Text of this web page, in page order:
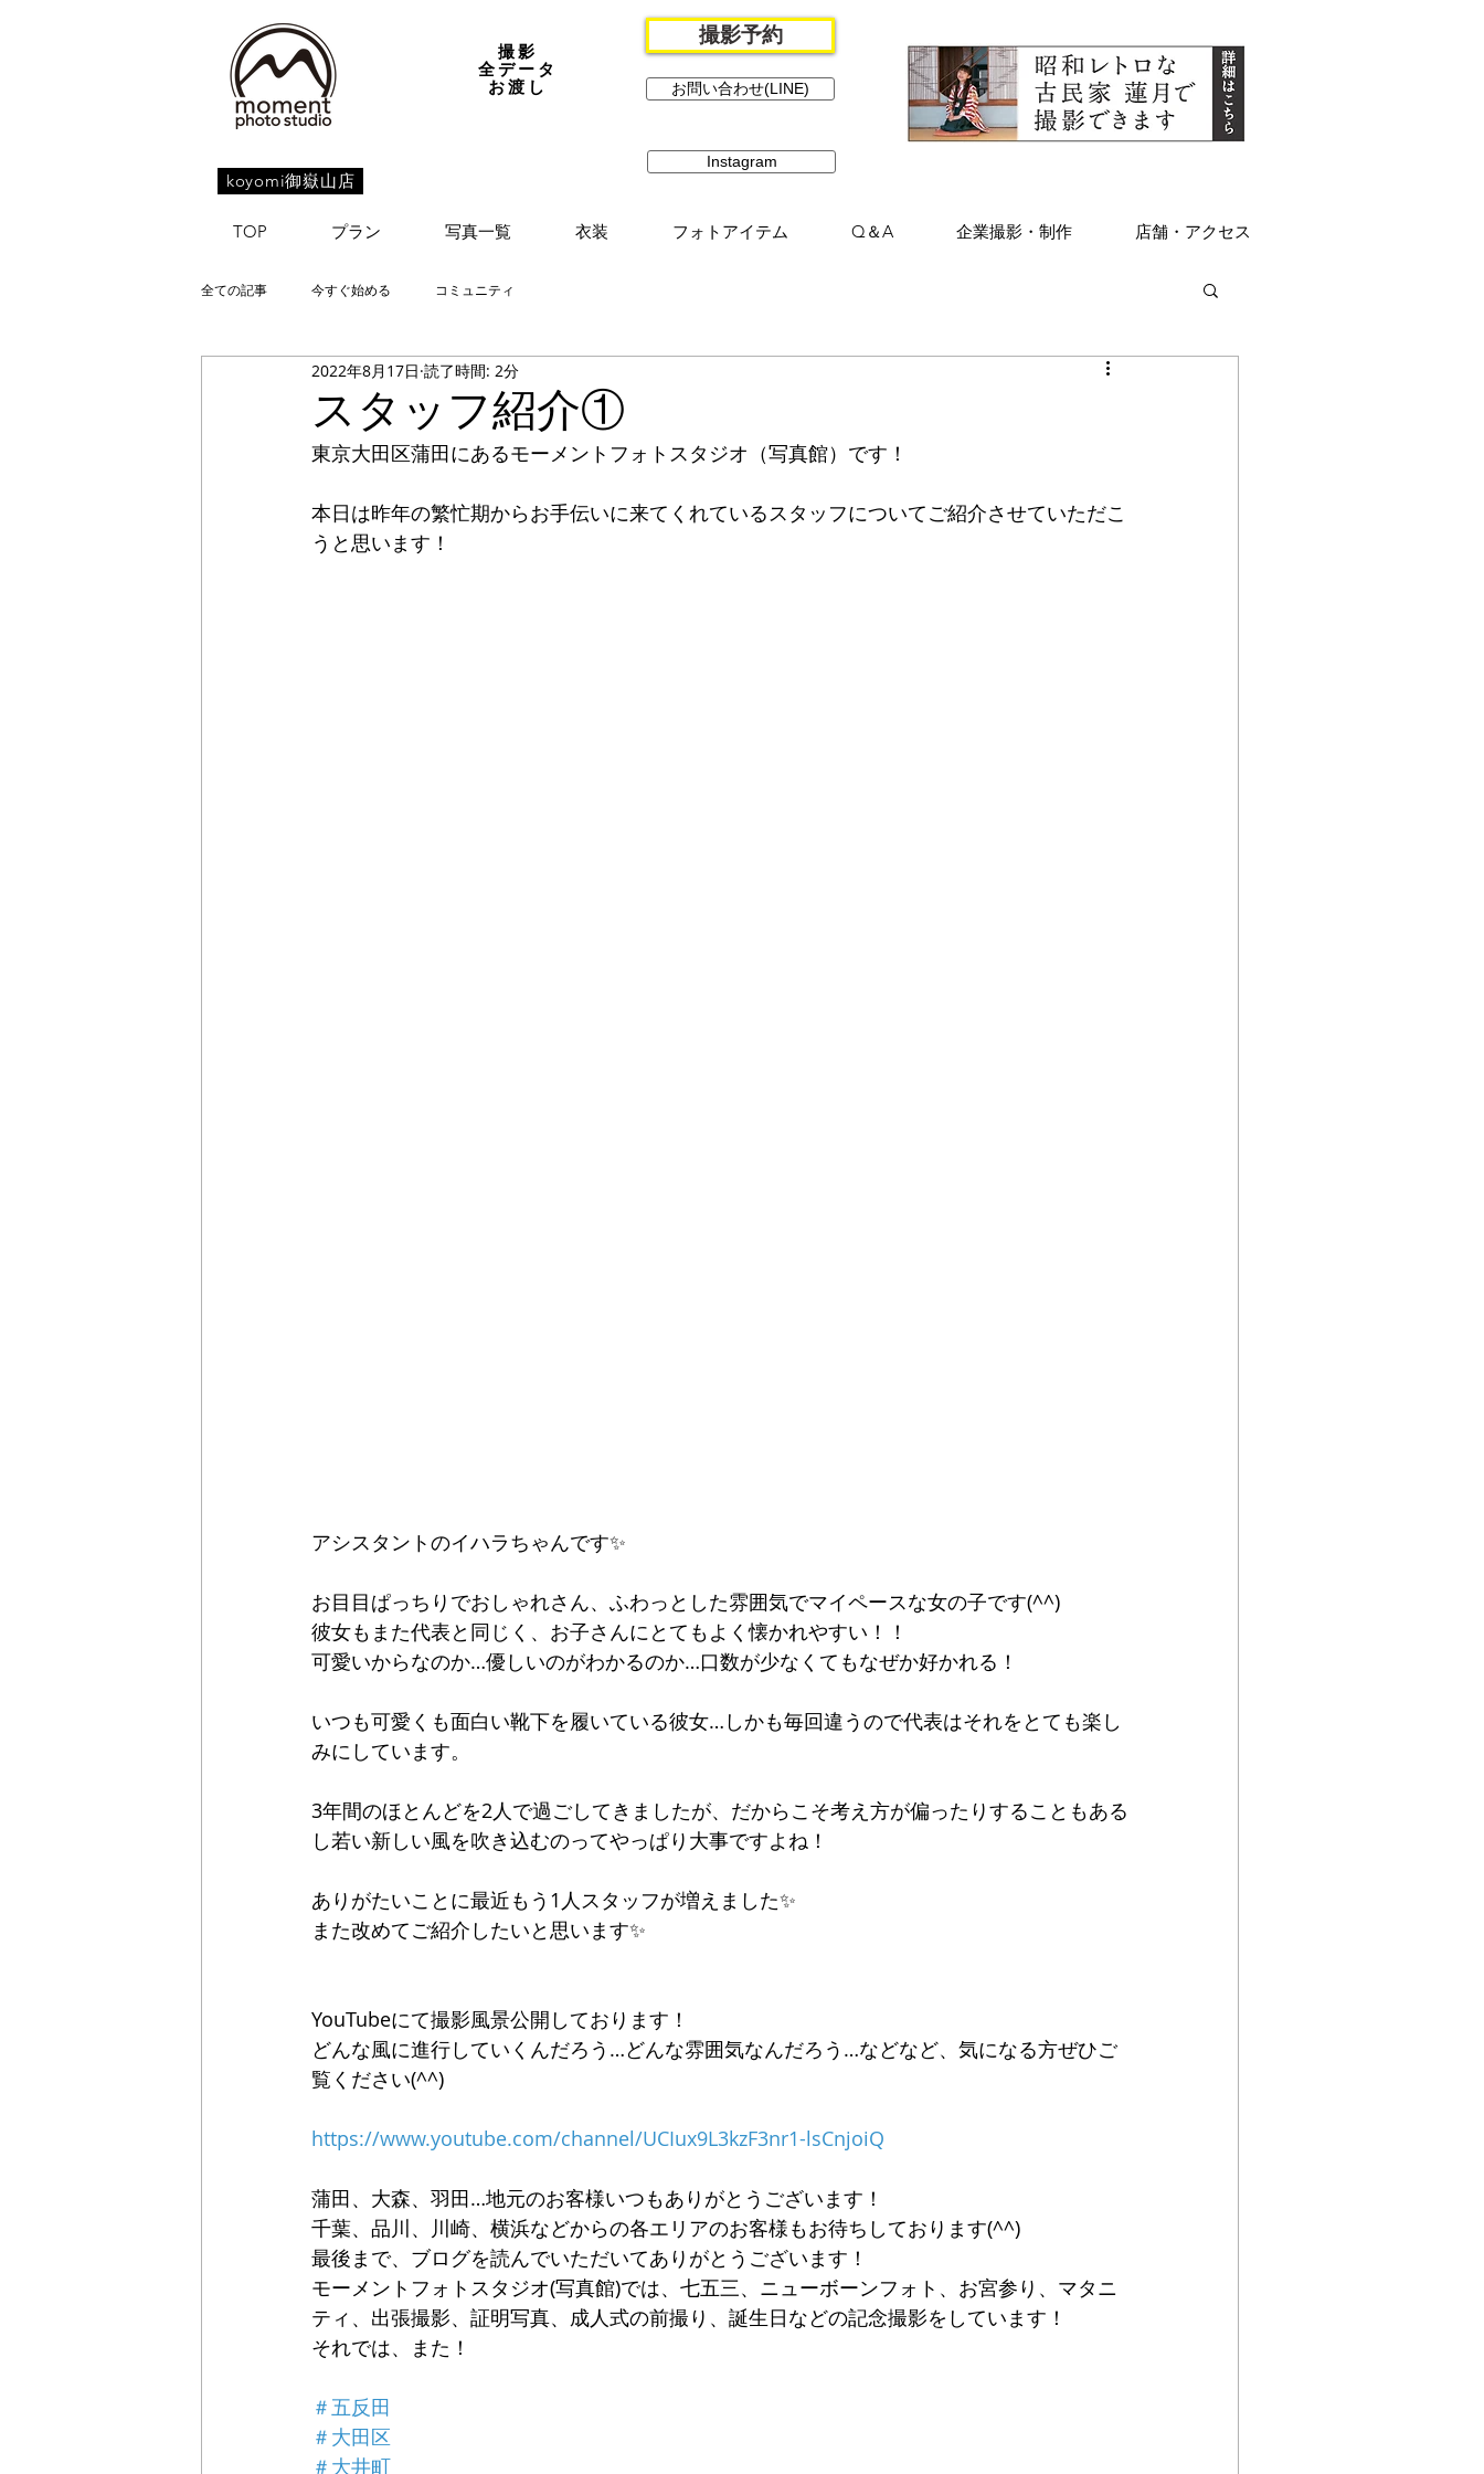
koyomi御嶽山店
撮影
全データ
お渡し
撮影予約
お問い合わせ(LINE)
Instagram
TOP プラン 写真一覧 衣装 フォトアイテム Q＆A 企業撮影・制作 店舗・アクセス
全ての記事 今すぐ始める コミュニティ
スタッフ紹介①
2022年8月17日 読了時間: 2分
東京大田区蒲田にあるモーメントフォトスタジオ（写真館）です！
本日は昨年の繁忙期からお手伝いに来てくれているスタッフについてご紹介させていただこ
うと思います！
アシスタントのイハラちゃんです✨
お目目ぱっちりでおしゃれさん、ふわっとした雰囲気でマイペースな女の子です(^^)
彼女もまた代表と同じく、お子さんにとてもよく懐かれやすい！！
可愛いからなのか…優しいのがわかるのか…口数が少なくてもなぜか好かれる！
いつも可愛くも面白い靴下を履いている彼女…しかも毎回違うので代表はそれをとても楽し
みにしています。
3年間のほとんどを2人で過ごしてきましたが、だからこそ考え方が偏ったりすることもある
し若い新しい風を吹き込むのってやっぱり大事ですよね！
ありがたいことに最近もう1人スタッフが増えました✨
また改めてご紹介したいと思います✨
YouTubeにて撮影風景公開しております！
どんな風に進行していくんだろう…どんな雰囲気なんだろう…などなど、気になる方ぜひご
覧ください(^^)
https://www.youtube.com/channel/UCIux9L3kzF3nr1-lsCnjoiQ
蒲田、大森、羽田…地元のお客様いつもありがとうございます！
千葉、品川、川崎、横浜などからの各エリアのお客様もお待ちしております(^^)
最後まで、ブログを読んでいただいてありがとうございます！
モーメントフォトスタジオ(写真館)では、七五三、ニューボーンフォト、お宮参り、マタニ
ティ、出張撮影、証明写真、成人式の前撮り、誕生日などの記念撮影をしています！
それでは、また！
＃五反田
＃大田区
＃大井町